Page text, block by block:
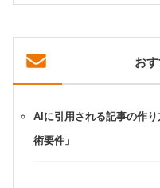
お
AIに引用される記事の作
術要件」